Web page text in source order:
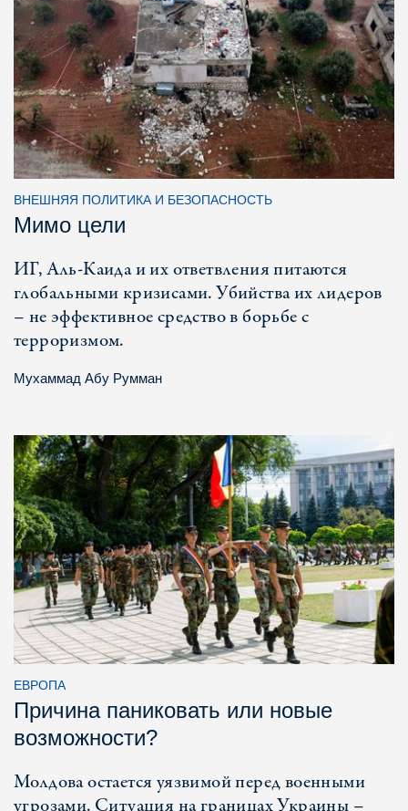
ВНЕШНЯЯ ПОЛИТИКА И БЕЗОПАСНОСТЬ
Мимо цели
ИГ, Аль-Каида и их ответвления питаются
глобальными кризисами. Убийства их лидеров
– не эффективное средство в борьбе с
терроризмом.
Мухаммад Абу Румман
ЕВРОПА
Причина паниковать или новые
возможности?
Молдова остается уязвимой перед военными